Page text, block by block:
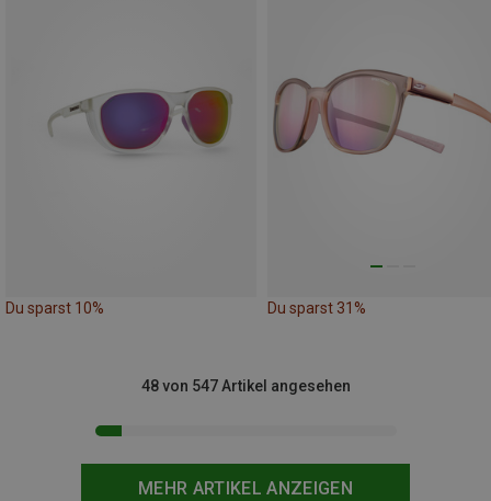
Du sparst 10% Du sparst 31%
MEHR ARTIKEL ANZEIGEN
48 von 547 Artikel angesehen